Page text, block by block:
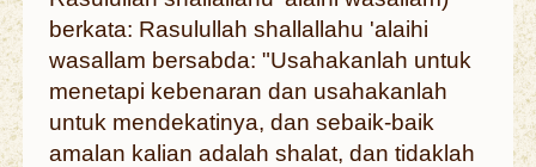
berkata: Rasulullah shallallahu 'alaihi
wasallam bersabda: "Usahakanlah untuk
menetapi kebenaran dan usahakanlah
untuk mendekatinya, dan sebaik-baik
amalan kalian adalah shalat, dan tidaklah